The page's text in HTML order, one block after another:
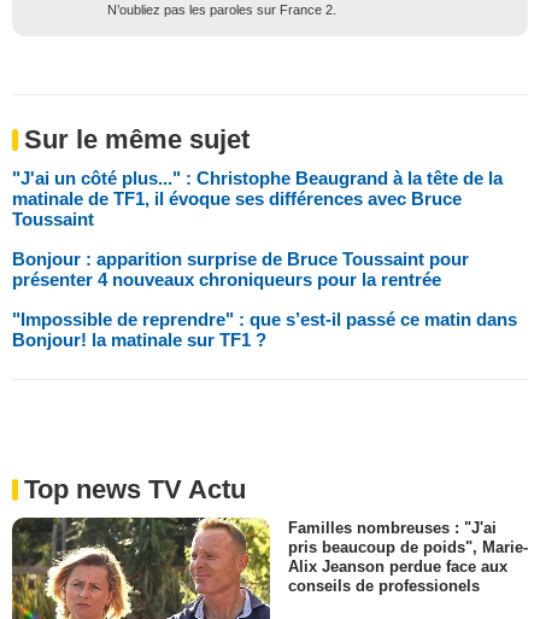
N’oubliez pas les paroles sur France 2.
Sur le même sujet
"J'ai un côté plus..." : Christophe Beaugrand à la tête de la
matinale de TF1, il évoque ses différences avec Bruce
Toussaint
Bonjour : apparition surprise de Bruce Toussaint pour
présenter 4 nouveaux chroniqueurs pour la rentrée
"Impossible de reprendre" : que s’est-il passé ce matin dans
Bonjour! la matinale sur TF1 ?
Top news TV Actu
Familles nombreuses : "J'ai
pris beaucoup de poids", Marie-
Alix Jeanson perdue face aux
conseils de professionels